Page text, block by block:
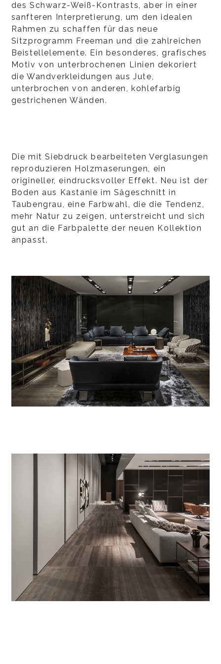
des Schwarz-Weiß-Kontrasts, aber in einer
sanfteren Interpretierung, um den idealen
Rahmen zu schaffen für das neue
Sitzprogramm Freeman und die zahlreichen
Beistellelemente. Ein besonderes, grafisches
Motiv von unterbrochenen Linien dekoriert
die Wandverkleidungen aus Jute,
unterbrochen von anderen, kohlefarbig
gestrichenen Wänden.
Die mit Siebdruck bearbeiteten Verglasungen
reproduzieren Holzmaserungen, ein
origineller, eindrucksvoller Effekt. Neu ist der
Boden aus Kastanie im Sägeschnitt in
Taubengrau, eine Farbwahl, die die Tendenz,
mehr Natur zu zeigen, unterstreicht und sich
gut an die Farbpalette der neuen Kollektion
anpasst.